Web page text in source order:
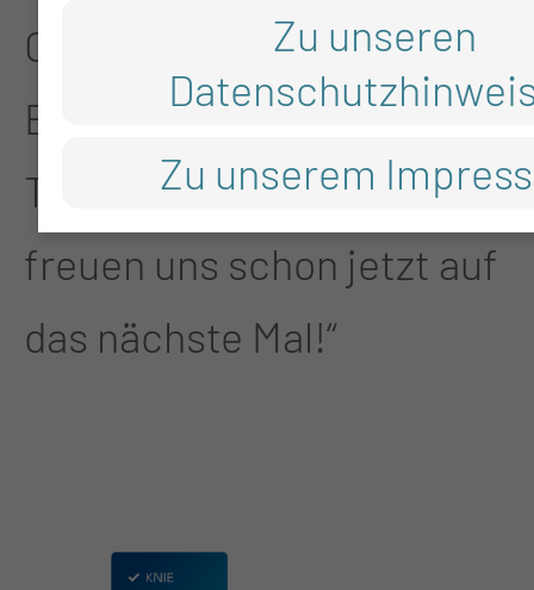
Offenheit und
Begeisterung der
Teilnehmenden. Wir
freuen uns schon jetzt auf
das nächste Mal!“
Zu unseren
Zu unserem